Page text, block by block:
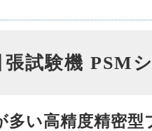
張試験機 PSM
多い高精度精密